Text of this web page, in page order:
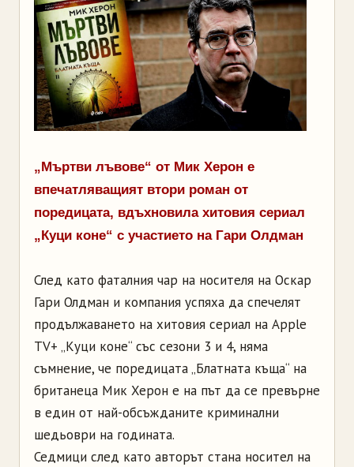
„Мъртви лъвове“ от Мик Херон е
впечатляващият втори роман от
поредицата, вдъхновила хитовия сериал
„Куци коне“ с участието на Гари Олдман
След като фаталния чар на носителя на Оскар
Гари Олдман и компания успяха да спечелят
продължаването на хитовия сериал на Apple
TV+ „Куци коне“ със сезони 3 и 4, няма
съмнение, че поредицата „Блатната къща“ на
британеца Мик Херон е на път да се превърне
в един от най-обсъжданите криминални
шедьоври на годината.
Седмици след като авторът стана носител на